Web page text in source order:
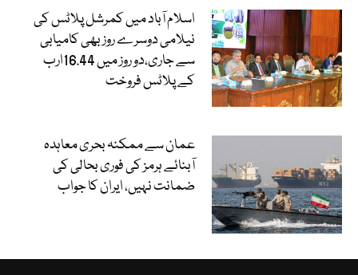
اسلام آباد میں کمرشل پلاٹس کی
نیلامی دوسرے روز بھی کامیابی
سے جاری،دو روز میں 16.44ارب
کے پلاٹس فروخت
عمان سے ممکنہ بحری معاہدہ
آبنائے ہرمز کی فوری بحالی کی
ضمانت نہیں، ایران کا جواب